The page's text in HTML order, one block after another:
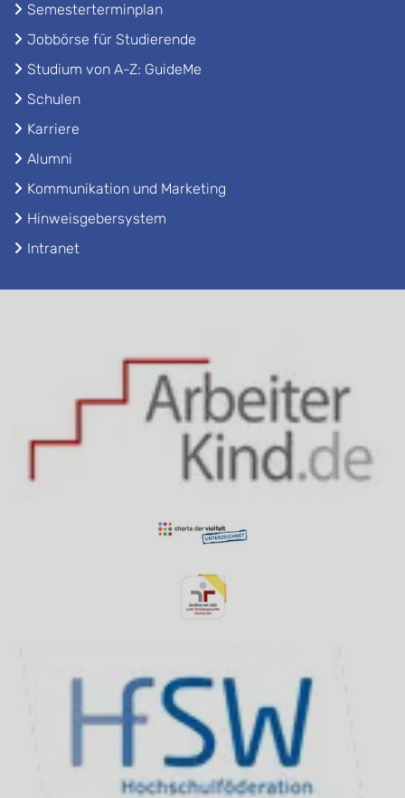
Semesterterminplan
Jobbörse für Studierende
Studium von A-Z: GuideMe
Schulen
Karriere
Alumni
Kommunikation und Marketing
Hinweisgebersystem
Intranet